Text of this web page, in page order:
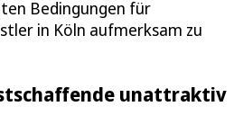
Bedingungen für
in Köln aufmerksam zu
unattraktiv